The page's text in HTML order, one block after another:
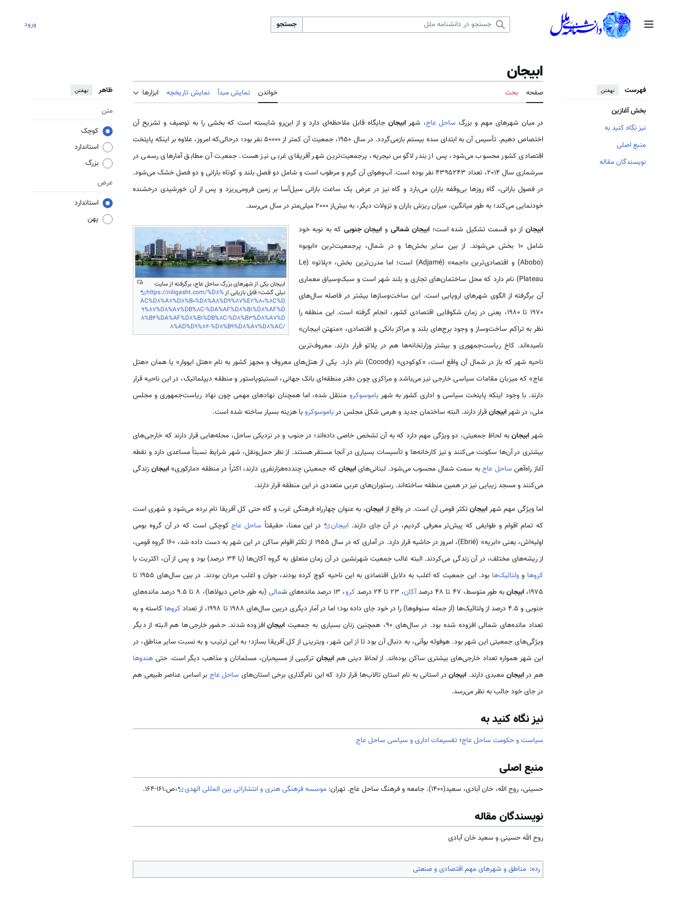
منوی اصلی جستجو ورود
فهرست نهفتن
بخش آغازین
نیز نگاه کنید به
منبع اصلی
نویسندگان مقاله
ابیجان
صفحه بحث خواندن نمایش مبدأ نمایش تاریخچه ابزارها ظاهر نهفتن
متن
کوچک
استاندارد
بزرگ
عرض
استاندارد
پهن
در میان شهرهای مهم و بزرگ ساحل‌ عاج، شهرابیجان جایگاه قابل‌ ملاحظه‌ای دارد و از این‌رو شایسته است که بخشی را به توصیف و تشریح آن
اختصاص دهیم. تأسیس آن به ابتدای سده بیستم بازمی‌گردد. در سال 1950، جمعیت آن کمتر از 50000 نفر بود؛ درحالی‌که امروز، علاوه بر اینکه پایتخت
اقتصادی کشور محسوب می‌شود، پس‌ از بندر لاگوس نیجریه، پرجمعیت‌ترین شهر آفریقای غربی نیز هست. جمعیت آن مطابق آمارهای رسمی در
سرشماری سال 2014، تعداد 4395243 نفر بوده است. آب‌وهوای آن گرم و مرطوب است و شامل دو فصل بلند و کوتاه بارانی و دو فصل خشک می‌شود.
در فصول بارانی، گاه روزها بی‌وقفه باران می‌بارد و گاه نیز در عرض یک ساعت بارانی سیل‌آسا بر زمین فرومی‌ریزد و پس‌ از آن خورشیدی درخشنده
خودنمایی می‌کند؛ به‌ طور میانگین، میزان ریزش باران و نزولات دیگر، به بیش‌از 2000 میلی‌متر در سال می‌رسد.
ابیجان یکی از شهرهای بزرگ ساحل عاج، برگرفته از سایت
نیلی گشت؛ قابل بازیابی ازhttps://niligasht.com/%D8%
AC%D8%A7%D8%B0%D8%A8%D9%87%E2%80%8C%D
9%87%D8%A7%DB%8C-%DA%AF%D8%B1%D8%AF%D
8%B4%DA%AF%D8%B1%DB%8C-%D8%B3%D8%A7%D
8%AD%D9%84-%D8%B9%D8%A7%D8%AC/
ابیجاناز دو قسمت تشکیل شده است؛ ابیجان شمالی و ابیجان جنوبی که به‌ نوبه خود
شامل 10 بخش می‌شوند. از بین سایر بخش‌ها و در شمال، پرجمعیت‌ترین «ابوبو»
(Abobo) و اقتصادی‌ترین «اجمه» (Adjamé) است؛ اما مدرن‌ترین بخش، «پلاتو» (Le
Plateau) نام دارد که محل ساختمان‌های تجاری و بلند شهر است و سبک‌وسیاق معماری
آن برگرفته از الگوی شهرهای اروپایی است. این ساخت‌وسازها بیشتر در فاصله سال‌های
1970 تا 1980، یعنی در زمان شکوفایی اقتصادی کشور، انجام گرفته است. این منطقه را
نظر به تراکم ساخت‌وساز و وجود برج‌های بلند و مراکز بانکی و اقتصادی، «منهتن ابیجان»
نامیده‌اند. کاخ ریاست‌جمهوری و بیشتر وزارتخانه‌ها هم در پلاتو قرار دارند. معروف‌ترین
ناحیه شهر که باز در شمال آن واقع است، «کوکودی» (Cocody) نام دارد. یکی از هتل‌های معروف و مجهز کشور به‌ نام «هتل ایووار» یا همان «هتل
عاج» که میزبان مقامات سیاسی خارجی نیز می‌باشد و مراکزی چون دفتر منطقه‌ای بانک جهانی، انستیتوپاستور و منطقه دیپلماتیک، در این ناحیه قرار
دارند. با وجود اینکه پایتخت سیاسی و اداری کشور به شهر یاموسوکرو منتقل شده، اما همچنان نهادهای مهمی چون نهاد ریاست‌جمهوری و مجلس
ملی، در شهرابیجانقرار دارند. البته ساختمان جدید و هرمی‌‌ شکل مجلس دریاموسوکروبا هزینه بسیار ساخته شده است.
شهرابیجانبه‌ لحاظ جمعیتی، دو ویژگی مهم دارد که به آن تشخص خاصی داده‌اند؛ در جنوب و در نزدیکی ساحل، محله‌‌هایی قرار دارند که خارجی‌های
بیشتری در آن‌ها سکونت می‌‌کنند و نیز کارخانه‌ها و تأسیسات بسیاری در آنجا مستقر هستند. از نظر حمل‌ونقل، شهر شرایط نسبتاً مساعدی دارد و نقطه
آغاز راه‌آهن ساحل‌ عاجبه‌‌ سمت شمال محسوب می‌شود. لبنانی‌هایابیجان که جمعیتی چندده‌هزارنفری دارند، اکثراً در منطقه «مارکوری»ابیجان زندگی
می‌کنند و مسجد زیبایی نیز در همین منطقه ساخته‌اند. رستوران‌های عربی متعددی در این منطقه قرار دارند.
اما ویژگی مهم شهرابیجانتکثر قومی آن است. در واقع ازابیجان، به‌ عنوان چهارراه فرهنگی غرب و گاه حتی کل آفریقا نام برده می‌شود و شهری است
که تمام اقوام و طوایفی که پیش‌تر معرفی کردیم، در آن جای دارند. ابیجان در این معنا، حقیقتاً ساحل‌ عاجکوچکی است که در آن گروه بومی
اولیه‌اش، یعنی «ابریه» (Ebrié)، امروز در حاشیه قرار دارد. در آماری که در سال 1955 از تکثر اقوام ساکن در این شهر به‌‌ دست داده شد، 160 گروه قومی،
از ریشه‌های مختلف، در آن زندگی می‌کردند. البته غالب جمعیت شهرنشین در آن زمان متعلق به گروه آکان‌ها (با 34 درصد) بود و پس‌ از آن، اکثریت با
کروها وولتائیک‌ها
بود. این جمعیت که اغلب به دلایل اقتصادی به این ناحیه کوچ کرده بودند، جوان و اغلب مردان بودند. در بین سال‌های 1955 تا
1975، ابیجانبه‌ طور متوسط، 47 تا 48 درصد آکان، 23 تا 24 درصد کرو، 13 درصد مانده‌های ش مالی
(به‌ طور خاص دیولاها)، 8 تا 9.5 درصد مانده‌های
جنوبی و 4.5 درصد از ولتائیک‌‌ها (از جمله سنوفوها) را در خود جای داده بود؛ اما در آمار دیگری دربین سال‌های 1988 تا 1998، از تعداد
کروها کاسته و به
تعداد مانده‌های شمالی افزوده شده بود. در سال‌های 90، همچنین زنان بسیاری به جمعیت
ابیجانافزوده شدند. حضور خارجی‌ها هم البته از دیگر
ویژگی‌های جمعیتی این شهر بود. هوفوئه بوآنی، به‌‌ دنبال آن بود تا از این شهر، ویترینی از کل آفریقا بسازد؛ به این ترتیب و به نسبت سایر مناطق، در
این شهر همواره تعداد خارجی‌های بیشتری ساکن بوده‌اند. از لحاظ دینی هم ابیجانترکیبی از مسیحیان، مسلمانان و مذاهب دیگر است. حتی هندوها
هم درابیجان معبدی دارند. ابیجاندر استانی به‌ نام استان تالاب‌ها قرار دارد که این نام‌گذاری برخی استان‌های ساحل‌ عاج بر اساس عناصر طبیعی هم
در جای خود جالب به‌‌ نظر می‌‌رسد.
نیز نگاه کنید به
سیاست و حکومت ساحل عاج؛ تقسیمات اداری و سیاسی ساحل عاج
منبع اصلی
حسینی، روح الله، خان آبادی، سعید(1400). جامعه و فرهنگ ساحل‌ عاج. تهران: موسسه فرهنگی هنری و انتشاراتی بین المللی الهدی ،ص.161-164.
نویسندگان مقاله
روح الله حسینی و سعید خان آبادی
رده: مناطق و شهرهای مهم اقتصادی و صنعتی